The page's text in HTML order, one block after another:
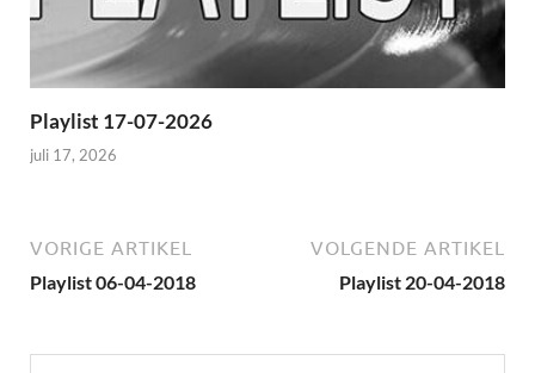
Playlist 17-07-2026
juli 17, 2026
VORIGE ARTIKEL
Playlist 06-04-2018
VOLGENDE ARTIKEL
Playlist 20-04-2018